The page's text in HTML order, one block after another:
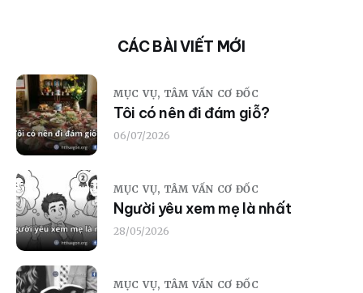
CÁC BÀI VIẾT MỚI
MỤC VỤ, TÂM VẤN CƠ ĐỐC
Tôi có nên đi đám giỗ?
06/07/2026
MỤC VỤ, TÂM VẤN CƠ ĐỐC
Người yêu xem mẹ là nhất
28/05/2026
MỤC VỤ, TÂM VẤN CƠ ĐỐC